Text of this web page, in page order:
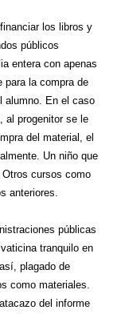
los libros y
públicos
entera con apenas
para la compra de
alumno. En el caso
al progenitor se le
del material, el
Un niño que
cursos como
anteriores.
públicas
tranquilo en
plagado de
como materiales.
del informe